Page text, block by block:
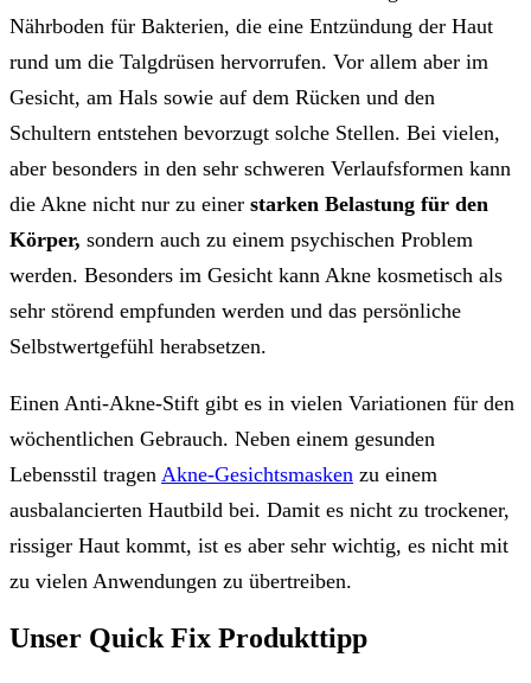
Nährboden für Bakterien, die eine Entzündung der Haut
rund um die Talgdrüsen hervorrufen. Vor allem aber im
Gesicht, am Hals sowie auf dem Rücken und den
Schultern entstehen bevorzugt solche Stellen. Bei vielen,
aber besonders in den sehr schweren Verlaufsformen kann
die Akne nicht nur zu einer starken Belastung für den
Körper, sondern auch zu einem psychischen Problem
werden. Besonders im Gesicht kann Akne kosmetisch als
sehr störend empfunden werden und das persönliche
Selbstwertgefühl herabsetzen.
Einen Anti-Akne-Stift gibt es in vielen Variationen für den
wöchentlichen Gebrauch. Neben einem gesunden
Lebensstil tragen Akne-Gesichtsmasken zu einem
ausbalancierten Hautbild bei. Damit es nicht zu trockener,
rissiger Haut kommt, ist es aber sehr wichtig, es nicht mit
zu vielen Anwendungen zu übertreiben.
Unser Quick Fix Produkttipp